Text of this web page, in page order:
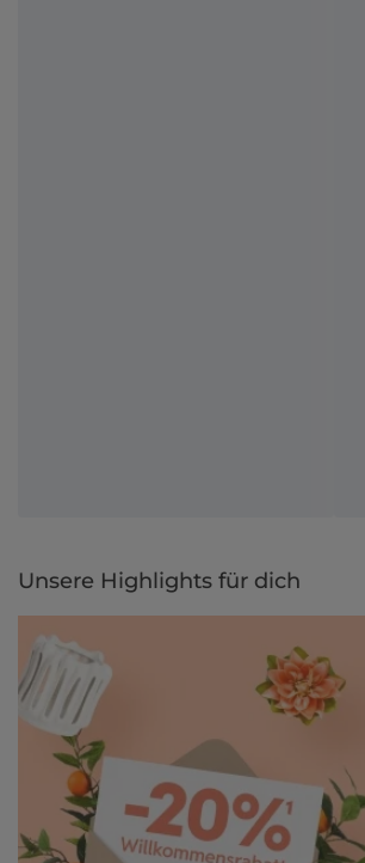
Unsere Highlights für dich